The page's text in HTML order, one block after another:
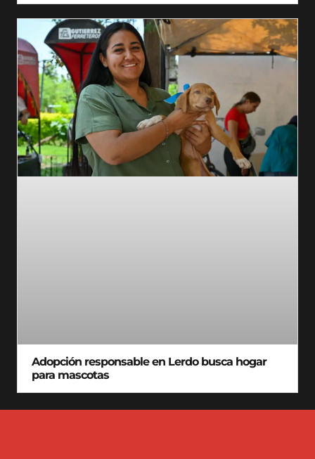
Adopción responsable en Lerdo busca hogar
para mascotas